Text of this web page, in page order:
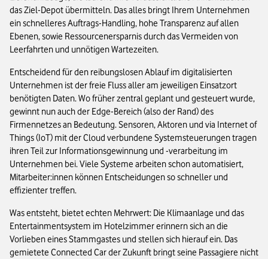
das Ziel-Depot übermitteln. Das alles bringt Ihrem Unternehmen
ein schnelleres Auftrags-Handling, hohe Transparenz auf allen
Ebenen, sowie Ressourcenersparnis durch das Vermeiden von
Leerfahrten und unnötigen Wartezeiten.
Entscheidend für den reibungslosen Ablauf im digitalisierten
Unternehmen ist der freie Fluss aller am jeweiligen Einsatzort
benötigten Daten. Wo früher zentral geplant und gesteuert wurde,
gewinnt nun auch der Edge-Bereich (also der Rand) des
Firmennetzes an Bedeutung. Sensoren, Aktoren und via Internet of
Things (IoT) mit der Cloud verbundene Systemsteuerungen tragen
ihren Teil zur Informationsgewinnung und -verarbeitung im
Unternehmen bei. Viele Systeme arbeiten schon automatisiert,
Mitarbeiter:innen können Entscheidungen so schneller und
effizienter treffen.
Was entsteht, bietet echten Mehrwert: Die Klimaanlage und das
Entertainmentsystem im Hotelzimmer erinnern sich an die
Vorlieben eines Stammgastes und stellen sich hierauf ein. Das
gemietete Connected Car der Zukunft bringt seine Passagiere nicht